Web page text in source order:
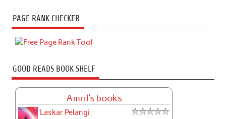
PAGE RANK CHECKER
GOOD READS BOOK SHELF
Amril's books
Laskar Pelangi